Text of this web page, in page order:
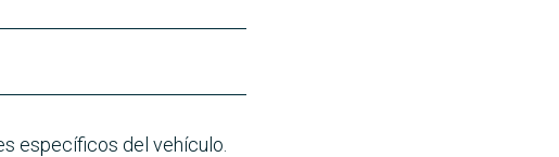
específicos del vehículo.